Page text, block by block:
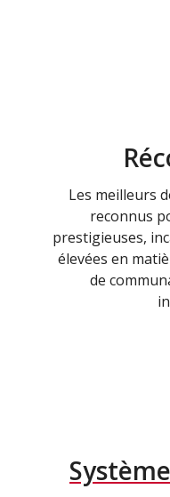
Les meilleurs
reconnus
prestigieuses,
élevées en
de